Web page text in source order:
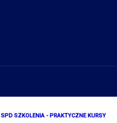
SPD SZKOLENIA - PRAKTYCZNE KURSY